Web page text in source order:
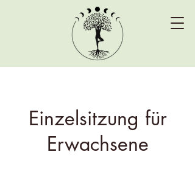
Einzelsitzung für
Erwachsene